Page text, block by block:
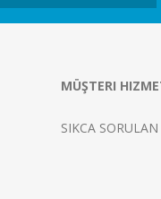
MÜŞTERI
SIKCA